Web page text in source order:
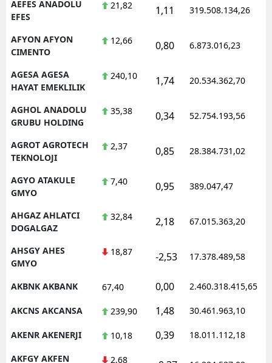
Isparta
Kars
Kırklareli
Konya
Kütahya
Malatya
Manisa
AEFES ANADOLU
EFES
21,82 1,11 319.508.134,26
AFYON AFYON
CIMENTO
12,66 0,80 6.873.016,23
AGESA AGESA
HAYAT EMEKLILIK
240,10 1,74 20.534.362,70
AGHOL ANADOLU
GRUBU HOLDING
35,38 0,34 52.754.193,56
AGROT AGROTECH
TEKNOLOJI
2,37 0,85 28.384.731,02
AGYO ATAKULE
GMYO
7,40 0,95 389.047,47
AHGAZ AHLATCI
DOGALGAZ
32,84 2,18 67.015.363,20
AHSGY AHES
GMYO
18,87 -2,53 17.378.489,58
AKBNK AKBANK 67,40 0,00 2.460.318.415,65
AKCNS AKCANSA 239,90 1,48 30.461.963,10
AKENR AKENERJI 10,18 0,39 18.011.112,18
AKFGY AKFEN
2,68